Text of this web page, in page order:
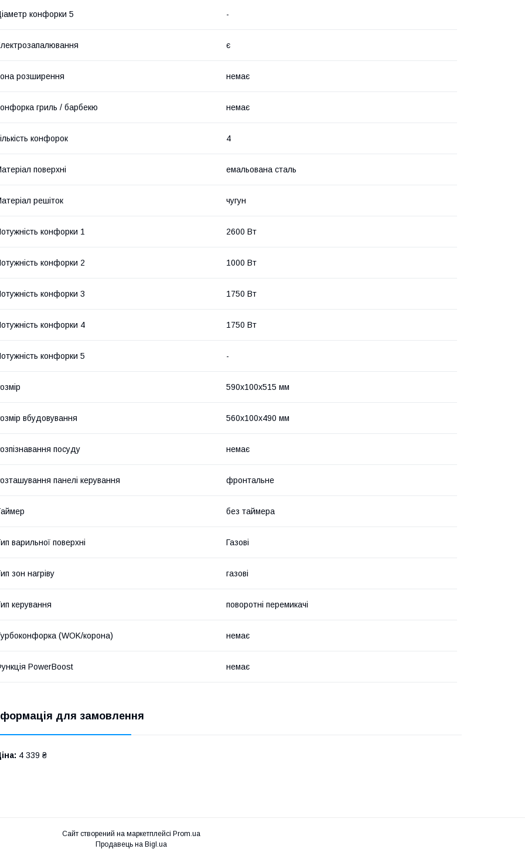
конфорки 5 -
є
розширення немає
гриль / барбекю немає
конфорок 4
поверхні емальована сталь
решіток чугун
конфорки 1 2600 Вт
конфорки 2 1000 Вт
конфорки 3 1750 Вт
конфорки 4 1750 Вт
конфорки 5 -
590х100х515 мм
вбудовування 560x100x490 мм
посуду немає
панелі керування фронтальне
без таймера
варильної поверхні Газові
зон нагріву газові
керування поворотні перемикачі
(WOK/корона) немає
PowerBoost немає
для замовлення
4 339 ₴
Сайт створений на маркетплейсі Prom.ua
Продавець на Bigl.ua